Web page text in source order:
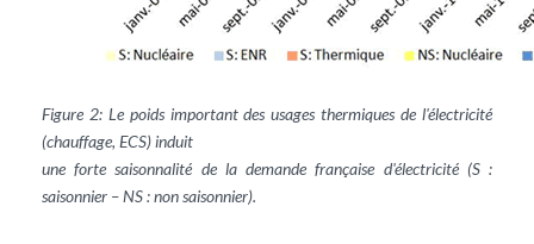
Figure 2: Le poids important des usages thermiques de l'électricité
(chauffage, ECS) induit
une forte saisonnalité de la demande française d'électricité (S :
saisonnier – NS : non saisonnier).